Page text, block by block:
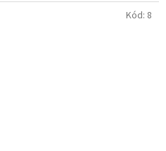
Kód: 8